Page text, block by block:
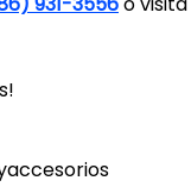
accesorios